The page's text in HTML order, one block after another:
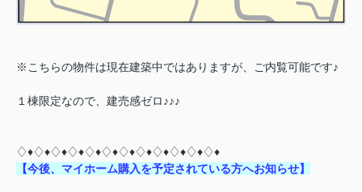
※こちらの物件は現在建築中ではありますが、ご内覧可能です♪
１棟限定なので、建売感ゼロ♪♪♪
♢♦♢♦♢♦♢♦♢♦♢♦♢♦♢♦♢♦♢♦♢♦♢♦
【今後、マイホーム購入を予定されている方へお知らせ】